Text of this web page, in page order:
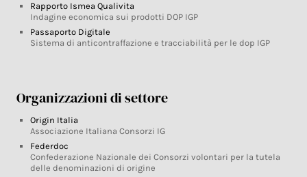
Rapporto Ismea Qualivita
Indagine economica sui prodotti DOP IGP
Passaporto Digitale
Sistema di anticontraffazione e tracciabilità per le dop IGP
Organizzazioni di settore
Origin Italia
Associazione Italiana Consorzi IG
Federdoc
Confederazione Nazionale dei Consorzi volontari per la tutela
delle denominazioni di origine